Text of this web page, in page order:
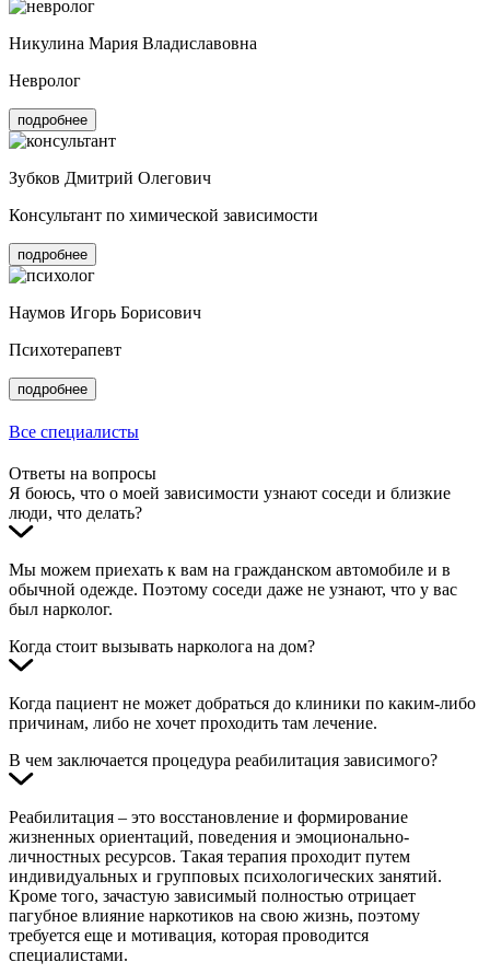
Никулина Мария Владиславовна
Невролог
подробнее
Зубков Дмитрий Олегович
Консультант по химической зависимости
подробнее
Наумов Игорь Борисович
Психотерапевт
подробнее
Все специалисты
Ответы на вопросы
Я боюсь, что о моей зависимости узнают соседи и близкие
люди, что делать?
Мы можем приехать к вам на гражданском автомобиле и в
обычной одежде. Поэтому соседи даже не узнают, что у вас
был нарколог.
Когда стоит вызывать нарколога на дом?
Когда пациент не может добраться до клиники по каким-либо
причинам, либо не хочет проходить там лечение.
В чем заключается процедура реабилитация зависимого?
Реабилитация – это восстановление и формирование
жизненных ориентаций, поведения и эмоционально-
личностных ресурсов. Такая терапия проходит путем
индивидуальных и групповых психологических занятий.
Кроме того, зачастую зависимый полностью отрицает
пагубное влияние наркотиков на свою жизнь, поэтому
требуется еще и мотивация, которая проводится
специалистами.